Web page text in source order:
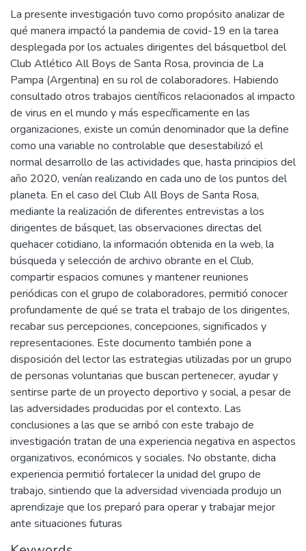
La presente investigación tuvo como propósito analizar de
qué manera impactó la pandemia de covid-19 en la tarea
desplegada por los actuales dirigentes del básquetbol del
Club Atlético All Boys de Santa Rosa, provincia de La
Pampa (Argentina) en su rol de colaboradores. Habiendo
consultado otros trabajos científicos relacionados al impacto
de virus en el mundo y más específicamente en las
organizaciones, existe un común denominador que la define
como una variable no controlable que desestabilizó el
normal desarrollo de las actividades que, hasta principios del
año 2020, venían realizando en cada uno de los puntos del
planeta. En el caso del Club All Boys de Santa Rosa,
mediante la realización de diferentes entrevistas a los
dirigentes de básquet, las observaciones directas del
quehacer cotidiano, la información obtenida en la web, la
búsqueda y selección de archivo obrante en el Club,
compartir espacios comunes y mantener reuniones
periódicas con el grupo de colaboradores, permitió conocer
profundamente de qué se trata el trabajo de los dirigentes,
recabar sus percepciones, concepciones, significados y
representaciones. Este documento también pone a
disposición del lector las estrategias utilizadas por un grupo
de personas voluntarias que buscan pertenecer, ayudar y
sentirse parte de un proyecto deportivo y social, a pesar de
las adversidades producidas por el contexto. Las
conclusiones a las que se arribó con este trabajo de
investigación tratan de una experiencia negativa en aspectos
organizativos, económicos y sociales. No obstante, dicha
experiencia permitió fortalecer la unidad del grupo de
trabajo, sintiendo que la adversidad vivenciada produjo un
aprendizaje que los preparó para operar y trabajar mejor
ante situaciones futuras